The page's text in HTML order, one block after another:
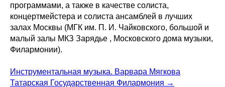
программами, а также в качестве солиста,
концертмейстера и солиста ансамблей в лучших
залах Москвы (МГК им. П. И. Чайковского, большой и
малый залы МКЗ Зарядье , Московского дома музыки,
Филармонии).
Инструментальная музыка. Варвара Мягкова
Татарская Государственная Филармония →